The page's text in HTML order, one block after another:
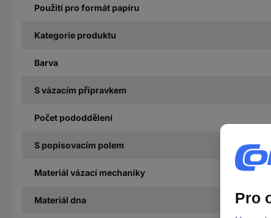
Použití pro formát papíru
Kategorie produktu
Barva
S vázacím přípravkem
Počet pododdělení
S popisovacím polem
Materiál vázací mechaniky
Materiál dna